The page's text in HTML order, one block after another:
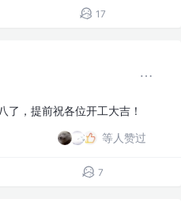
17
了，提前祝各位开工大吉！
等人赞过
7